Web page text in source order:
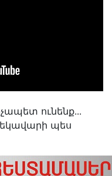
ունենք․․․
պես